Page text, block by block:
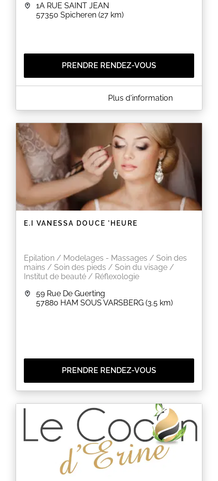
1A RUE SAINT JEAN
57350 Spicheren (27 km)
PRENDRE RENDEZ-VOUS
A PROPOS DE NAIL FASHION STEF'S
Prothésiste ongulaire et vente de produits
EN SAVOIR PLUS
Plus d'information
E.I VANESSA DOUCE 'HEURE
Epilation / Modelages - Massages / Soin des
mains / Soin des pieds / Soin du visage /
Institut de beauté / Réflexologie
59 Rue De Guerting
57880 HAM SOUS VARSBERG (3.5 km)
PRENDRE RENDEZ-VOUS